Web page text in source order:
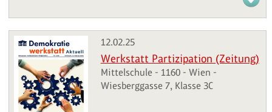
12.02.25
Werkstatt Partizipation (Zeitung)
Mittelschule - 1160 - Wien -
Wiesberggasse 7, Klasse 3C